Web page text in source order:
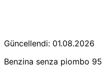
Güncellendi: 01.08.2026
Benzina senza piombo 95